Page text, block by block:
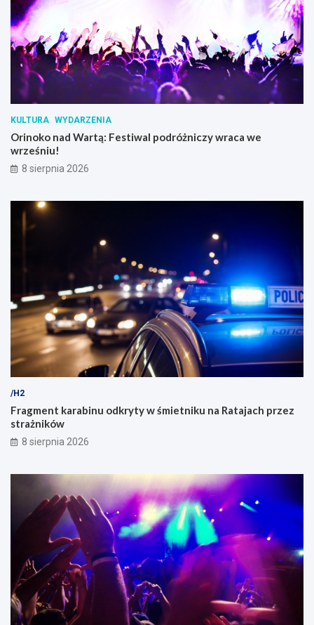
KULTURA WYDARZENIA
Orinoko nad Wartą: Festiwal podróżniczy wraca we
wrześniu!
8 sierpnia 2026
/H2
Fragment karabinu odkryty w śmietniku na Ratajach przez
strażników
8 sierpnia 2026